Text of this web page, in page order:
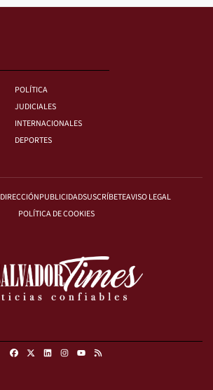
POLÍTICA
JUDICIALES
INTERNACIONALES
DEPORTES
DIRECCIÓNPUBLICIDADSUSCRÍBETEAVISO LEGAL
POLÍTICA DE COOKIES
FacebookLinkedinInstagramRSS